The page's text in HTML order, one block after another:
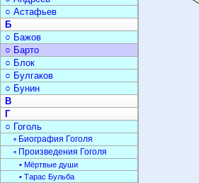
○ Астафьев
Б
○ Бажов
○ Барто
○ Блок
○ Булгаков
○ Бунин
В
Г
○ Гоголь
▫ Биография Гоголя
▫ Произведения Гоголя
• Мёртвые души
• Тарас Бульба